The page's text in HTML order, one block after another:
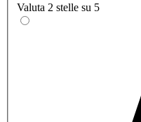
Valuta 2 stelle su 5